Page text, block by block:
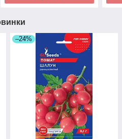
–24%